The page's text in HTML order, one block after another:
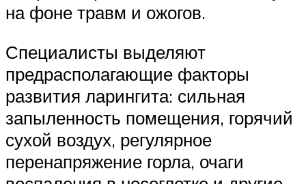
на фоне травм и ожогов.
Специалисты выделяют
предрасполагающие факторы
развития ларингита: сильная
запыленность помещения, горячий
сухой воздух, регулярное
перенапряжение горла, очаги